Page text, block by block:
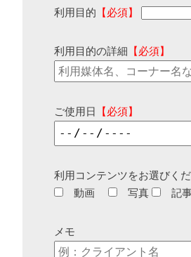
利用目的 【必須】
利用目的の詳細 【必須】
ご使用日 【必須】
利用コンテンツをお選びくだ
動画
写真 記
メモ